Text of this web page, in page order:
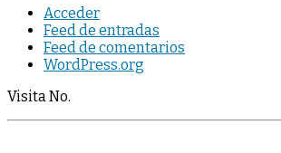
Acceder
Feed de entradas
Feed de comentarios
WordPress.org
Visita No.